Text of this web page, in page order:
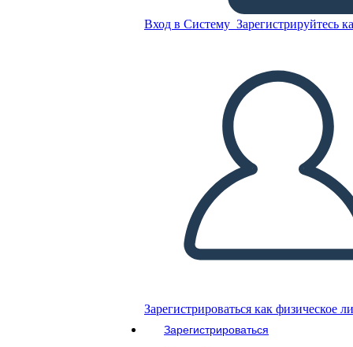
Вход в Систему Зарегистрируйтесь
Зарегистрироваться как физическое
Зарегистрироваться
1984
Скопируйте эту раскадровку
СОЗДАТЬ РАСКАДРОВКУ
ВОСПРОИЗВЕСТИ СЛАЙД-ШОУ
ПОЧИТАЙ МНЕ